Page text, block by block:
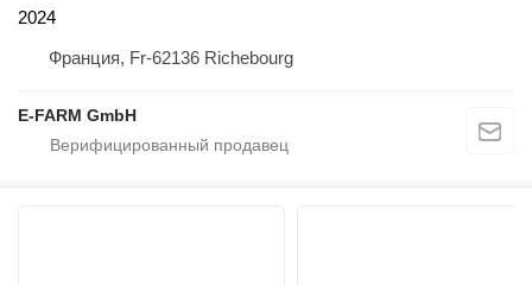
2024
Франция, Fr-62136 Richebourg
E-FARM GmbH